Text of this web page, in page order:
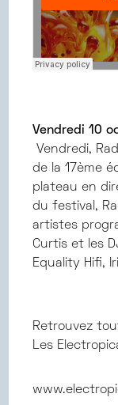
Vendredi 10
Vendredi,
de la 17ème
plateau en
du festival,
artistes
Curtis et les
Equality Hifi,
Retrouvez
Les